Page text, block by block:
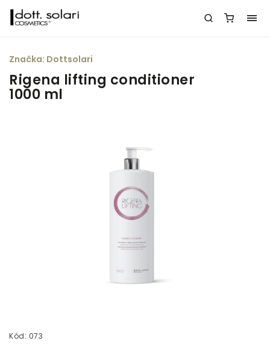
Rigena lifting conditioner
1000 ml
Kód: 073
Značka: Dottsolari